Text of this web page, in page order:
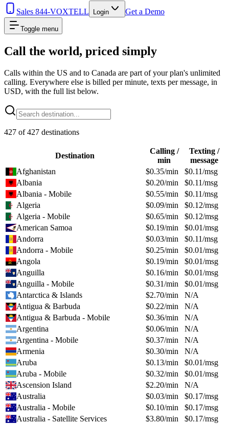
Sales 844-VOXTELL Login Get a Demo
Toggle menu
Call the world, priced simply
Calls within the US and to Canada are part of your plan's unlimited
calling. Everywhere else is billed per minute, texts per message, in
USD, with the full list below.
427 of427 destinations
Destination
Calling /
min
Texting /
message
Afghanistan
$0.35/min $0.11/msg
Albania
$0.20/min $0.11/msg
Albania - Mobile
$0.55/min $0.11/msg
Algeria
$0.09/min $0.12/msg
Algeria - Mobile
$0.65/min $0.12/msg
American Samoa
$0.19/min $0.01/msg
Andorra
$0.03/min $0.11/msg
Andorra - Mobile
$0.25/min $0.01/msg
Angola
$0.19/min $0.01/msg
Anguilla
$0.16/min $0.01/msg
Anguilla - Mobile
$0.31/min $0.01/msg
Antarctica & Islands
$2.70/min
N/A
Antigua & Barbuda
$0.22/min
N/A
Antigua & Barbuda - Mobile
$0.36/min
N/A
Argentina
$0.06/min
N/A
Argentina - Mobile
$0.37/min
N/A
Armenia
$0.30/min
N/A
Aruba
$0.13/min $0.01/msg
Aruba - Mobile
$0.32/min $0.01/msg
Ascension Island
$2.20/min
N/A
Australia
$0.03/min $0.17/msg
Australia - Mobile
$0.10/min $0.17/msg
Australia - Satellite Services
$3.80/min $0.17/msg